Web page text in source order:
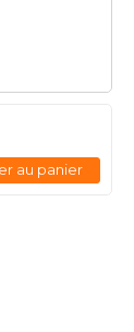
au panier